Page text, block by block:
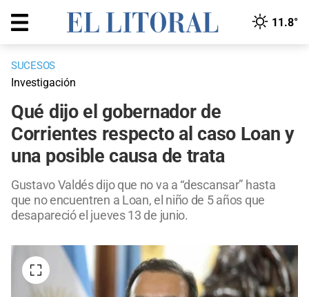
11.8°
SUCESOS
Investigación
Qué dijo el gobernador de
Corrientes respecto al caso Loan y
una posible causa de trata
Gustavo Valdés dijo que no va a “descansar” hasta
que no encuentren a Loan, el niño de 5 años que
desapareció el jueves 13 de junio.